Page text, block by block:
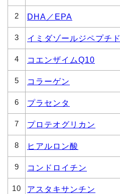
2 DHA／EPA
3 イミダゾールジペプチド
4 コエンザイムQ10
5 コラーゲン
6 プラセンタ
7 プロテオグリカン
8 ヒアルロン酸
9 コンドロイチン
10 アスタキサンチン